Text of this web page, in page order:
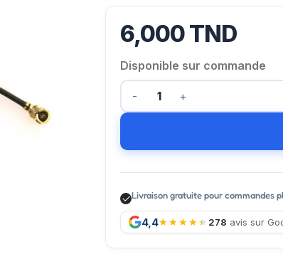
6,000TND
Disponible sur commande
Livraison gratuite pour commandes
4,4 278 avis sur